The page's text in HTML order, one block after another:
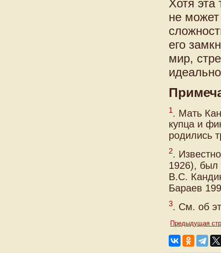
Хотя эта
не
его
мир,
1
. Мать
купца и
родились
2.
1926), был
B.C.
Бараев
3. См. об
Предыдущая